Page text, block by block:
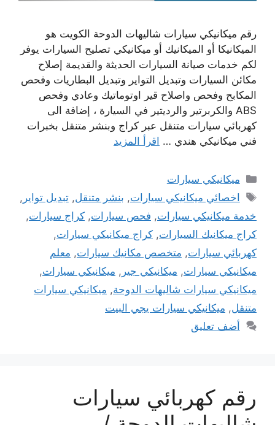
رقم ميكانيكي سيارات شاليهات الدوحة الكويت هو
الميكانيكا أو الميكانيك أو ميكانيكي تصليح السيارات يوفر
لكم خدمات صيانة السيارات الحديثة والقديمة إصلاح
مكائن السيارات وتبديل التواير وتبديل البطاريات وفحص
المكابح وفحص واصلاح قير اوتوماتيك وعادي وفحص
ABS والكربرتير والرديتير في السيارة ، إضافة الى
كهربائي سيارات متنقل عبر كراج وبنشر متنقل بخبرات
فني ميكانيكي هندي … اقرأ المزيد
التصنيفات
ميكانيكي سيارات
الوسوم
اخصائي ميكانيكي سيارات, بنشر متنقل,تبديل تواير ,
خدمة ميكانيكي سيارات, فحص سيارات, كراج سيارات,
كراج ميكانيك السيارات, كراج ميكانيكي سيارات,
كهربائي سيارات, متخصص مكانيك سيارات, معلم
ميكانيكي سيارات, ميكانيكي جير , ميكانيكي سيارات,
ميكانيكي سيارات شاليهات الدوحة, ميكانيكي سيارات
متنقل, ميكانيكي سيارات يجي البيت
أضف تعليق
رقم كهربائي سيارات